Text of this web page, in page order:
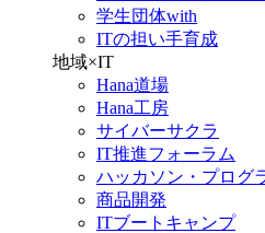
学生団体with
ITの担い手育成
地域×IT
Hana道場
Hana工房
サイバーサクラ
IT推進フォーラム
ハッカソン・プログ
商品開発
ITブートキャンプ